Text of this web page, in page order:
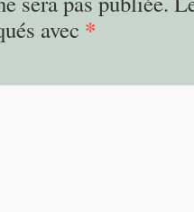
avec *